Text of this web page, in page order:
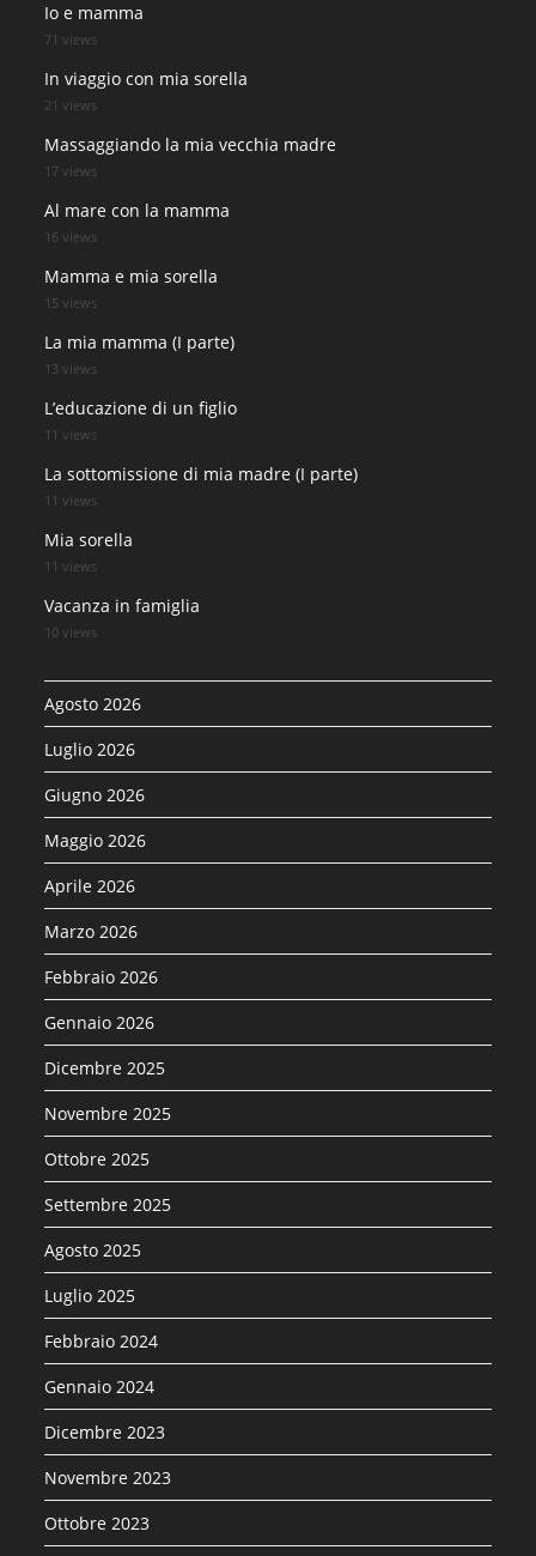
Io e mamma
71 views
In viaggio con mia sorella
21 views
Massaggiando la mia vecchia madre
17 views
Al mare con la mamma
16 views
Mamma e mia sorella
15 views
La mia mamma (I parte)
13 views
L’educazione di un figlio
11 views
La sottomissione di mia madre (I parte)
11 views
Mia sorella
11 views
Vacanza in famiglia
10 views
Agosto 2026
Luglio 2026
Giugno 2026
Maggio 2026
Aprile 2026
Marzo 2026
Febbraio 2026
Gennaio 2026
Dicembre 2025
Novembre 2025
Ottobre 2025
Settembre 2025
Agosto 2025
Luglio 2025
Febbraio 2024
Gennaio 2024
Dicembre 2023
Novembre 2023
Ottobre 2023